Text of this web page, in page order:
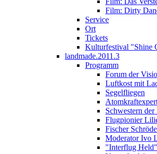
Film: Dirty
Service
Ort
Tickets
Kulturfestival "Shine
landmade.2011.3
Programm
Forum der
Luftkost mit
Segelfliegen
Schwestern
Flugpionier
Fischer
Moderator Ivo
"Interflug